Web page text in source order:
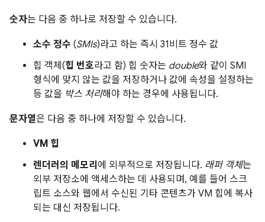
숫자는 다음 중 하나로 저장할 수 있습니다.
소수 정수 (SMIs)라고 하는 즉시 31비트 정수 값
힙 객체(힙 번호라고 함) 힙 숫자는 double와 같이 SMI
형식에 맞지 않는 값을 저장하거나 값에 속성을 설정하는
등 값을 박스 처리해야 하는 경우에 사용됩니다.
문자열은 다음 중 하나에 저장할 수 있습니다.
VM 힙
렌더러의 메모리 에 외부적으로 저장됩니다. 래퍼 객체는
외부 저장소에 액세스하는 데 사용되며, 예를 들어 스크
립트 소스와 웹에서 수신된 기타 콘텐츠가 VM 힙에 복사
되는 대신 저장됩니다.